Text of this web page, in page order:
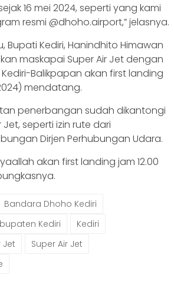
16 mei 2024, seperti yang kami
resmi @dhoho.airport,” jelasnya.
Bupati Kediri, Hanindhito Himawan
maskapai Super Air Jet dengan
Balikpapan akan first landing
mendatang.
penerbangan sudah dikantongi
seperti izin rute dari
Dirjen Perhubungan Udara.
akan first landing jam 12.00
Bandara Dhoho Kediri
Kediri
Kediri
Jet
Super Air Jet